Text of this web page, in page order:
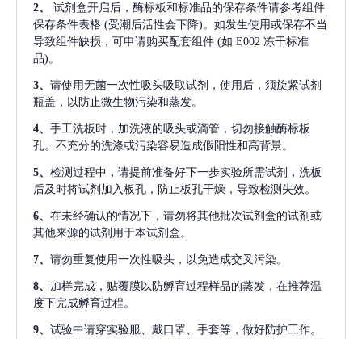
2、
试剂盒开启后，酶标板和标准品的保存条件请参考组件
保存条件表格 (受潮后活性会下降)。如发生使用或保存不当
导致组件缺损，可申请购买配套组件 (如 E002 冻干标准
品)。
3、 请使用无菌一次性吸头吸取试剂，使用后，须旋紧试剂
瓶盖，以防止微生物污染和蒸发。
4、 手工洗板时，加洗液的吸头或滴管，切勿接触酶标板
孔。不充分的洗涤或污染容易造成假阳性和高背景。
5、 检测过程中，请提前准备好下一步实验所需试剂，洗板
后及时将试剂加入板孔，防止板孔干燥，导致检测失效。
6、 在未经确认的情况下，请勿将其他批次试剂盒的试剂或
其他来源的试剂用于本试剂盒。
7、 请勿重复使用一次性吸头，以免造成交叉污染。
8、 加样完成，贴覆膜以防孵育过程样品的蒸发，在推荐温
度下完成孵育过程。
9、 试验中请穿实验服、戴口罩、手套等，做好防护工作。